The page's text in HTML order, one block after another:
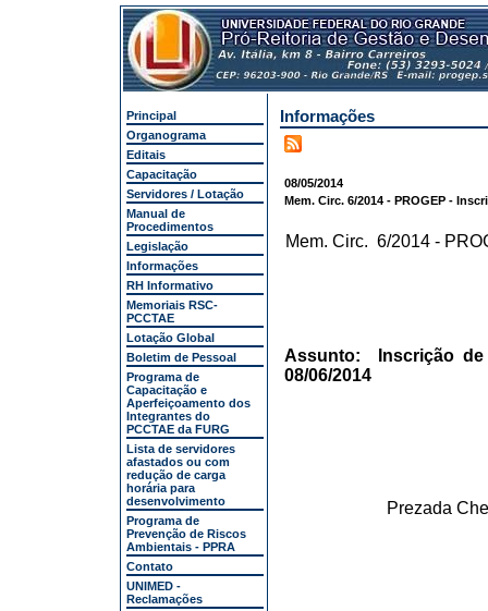
Principal
Organograma
Editais
Capacitação
Servidores / Lotação
Manual de
Procedimentos
Legislação
Informações
RH Informativo
Memoriais RSC-
PCCTAE
Lotação Global
Boletim de Pessoal
Programa de
Capacitação e
Aperfeiçoamento dos
Integrantes do
PCCTAE da FURG
Lista de servidores
afastados ou com
redução de carga
horária para
desenvolvimento
Programa de
Prevenção de Riscos
Ambientais - PPRA
Contato
UNIMED -
Reclamações
Informações
08/05/2014
Mem. Circ. 6/2014 - PROGEP -
Mem. Circ. 6/2014 -
Assunto: Inscrição
08/06/2014
Prezada